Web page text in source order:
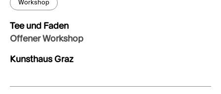
Workshop
Tee und Faden
Offener Workshop
Kunsthaus Graz